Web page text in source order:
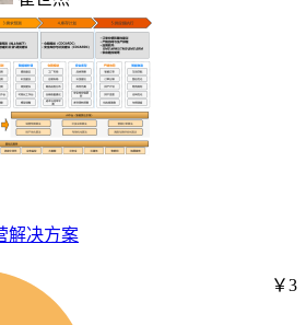
解决方案
￥3